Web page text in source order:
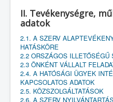
II. Tevékenységre,
adatok
2.1. A SZERV
HATÁSKÖRE
2.2 ORSZÁGOS ILLETŐSÉGŰ
2.3 ÖNKÉNT VÁLLALT
2.4. A HATÓSÁGI ÜGYEK
KAPCSOLATOS ADATOK
2.5. KÖZSZOLGÁLTATÁSOK
2.6. A SZERV